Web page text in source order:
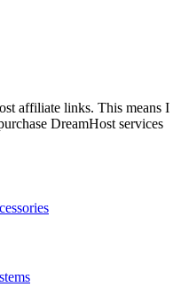
affiliate links. This means I
DreamHost services